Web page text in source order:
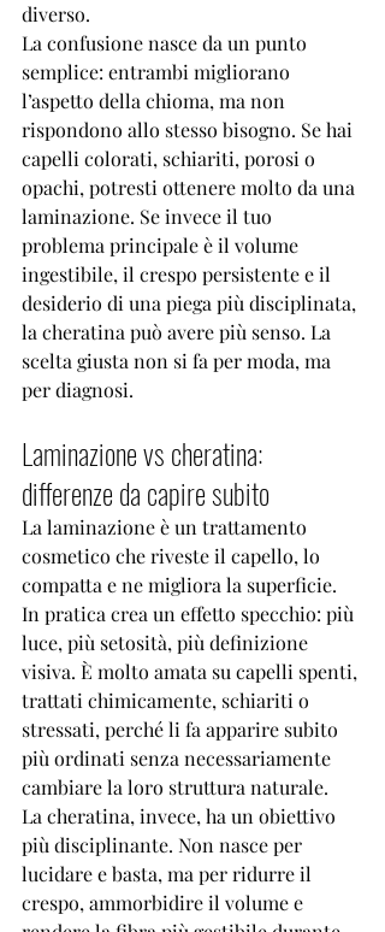
diverso.
La confusione nasce da un punto
semplice: entrambi migliorano
l’aspetto della chioma, ma non
rispondono allo stesso bisogno. Se hai
capelli colorati, schiariti, porosi o
opachi, potresti ottenere molto da una
laminazione. Se invece il tuo
problema principale è il volume
ingestibile, il crespo persistente e il
desiderio di una piega più disciplinata,
la cheratina può avere più senso. La
scelta giusta non si fa per moda, ma
per diagnosi.
Laminazione vs cheratina:
differenze da capire subito
La laminazione è un trattamento
cosmetico che riveste il capello, lo
compatta e ne migliora la superficie.
In pratica crea un effetto specchio: più
luce, più setosità, più definizione
visiva. È molto amata su capelli spenti,
trattati chimicamente, schiariti o
stressati, perché li fa apparire subito
più ordinati senza necessariamente
cambiare la loro struttura naturale.
La cheratina, invece, ha un obiettivo
più disciplinante. Non nasce per
lucidare e basta, ma per ridurre il
crespo, ammorbidire il volume e